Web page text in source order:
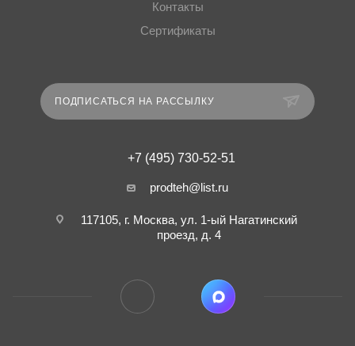
Контакты
Сертификаты
ПОДПИСАТЬСЯ НА РАССЫЛКУ
+7 (495) 730-52-51
prodteh@list.ru
117105, г. Москва, ул. 1-ый Нагатинский
проезд, д. 4